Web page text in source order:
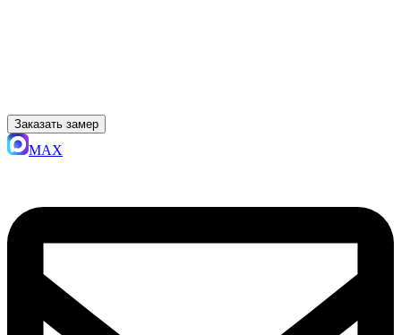
Заказать замер
MAX